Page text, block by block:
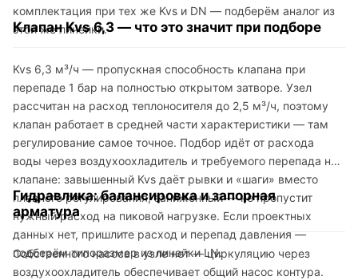
комплектация при тех же Kvs и DN — подберём аналог из
этой же линейки.
Клапан Kvs 6,3 — что это значит при подборе
Kvs 6,3 м³/ч — пропускная способность клапана при
перепаде 1 бар на полностью открытом затворе. Узел
рассчитан на расход теплоносителя до 2,5 м³/ч, поэтому
клапан работает в средней части характеристики — там
регулирование самое точное. Подбор идёт от расхода
воды через воздухоохладитель и требуемого перепада на
клапане: завышенный Kvs даёт рывки и «шаги» вместо
плавного регулирования, заниженный — не пропустит
нужный расход на пиковой нагрузке. Если проектных
данных нет, пришлите расход и перепад давления —
подберём типоразмер из линейки LN.
Гидравлика: балансировка и запорная
арматура
Собственного насоса в узле нет — циркуляцию через
воздухоохладитель обеспечивает общий насос контура.